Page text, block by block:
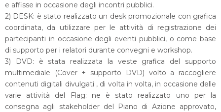
e affisse in occasione degli incontri pubblici.
2) DESK: è stato realizzato un desk promozionale con grafica
coordinata, da utilizzare per le attività di registrazione dei
partecipanti in occasione degli eventi pubblici, o come base
di supporto per i relatori durante convegni e workshop.
3) DVD: è stata realizzata la veste grafica del supporto
multimediale (Cover + supporto DVD) volto a raccogliere
contenuti digitali divulgati , di volta in volta, in occasione delle
varie attività del Flag: ne è stato realizzato uno per la
consegna agli stakeholder del Piano di Azione approvato,